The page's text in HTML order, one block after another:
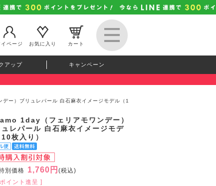
イページ
お気に入り カート
アップ キャンペーン
ー）ブリュレパール 白石麻衣イメージモデル（1
1day（フェリアモワンデー）
ュレパール 白石麻衣イメージモデ
枚入り）
別価格 1,760円 (税込)
イント進呈 ]